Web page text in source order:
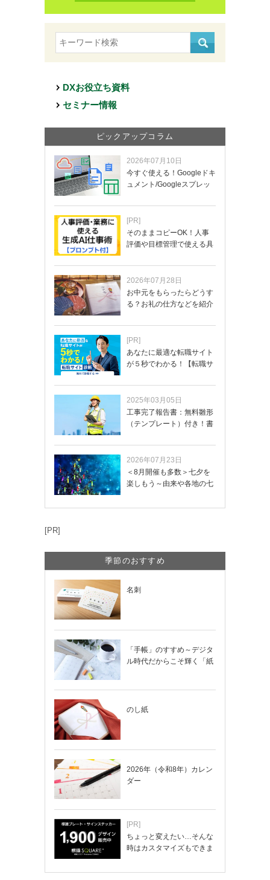
DXお役立ち資料
セミナー情報
ピックアップコラム
2026年07月10日
今すぐ使える！Googleドキ
ュメント/Googleスプレッ
[PR]
そのままコピーOK！人事
評価や目標管理で使える具
2026年07月28日
お中元をもらったらどうす
る？お礼の仕方などを紹介
[PR]
あなたに最適な転職サイト
が５秒でわかる！【転職サ
2025年03月05日
工事完了報告書：無料雛形
（テンプレート）付き！書
2026年07月23日
＜8月開催も多数＞七夕を
楽しもう～由来や各地の七
[PR]
季節のおすすめ
名刺
「手帳」のすすめ～デジタ
ル時代だからこそ輝く「紙
のし紙
2026年（令和8年）カレン
ダー
[PR]
ちょっと変えたい…そんな
時はカスタマイズもできま